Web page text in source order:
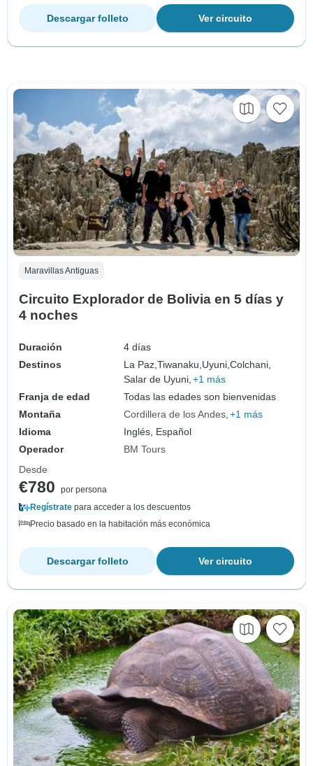
Ver circuito
Descargar folleto
Maravillas Antiguas
Circuito Explorador de Bolivia en 5 días y
4 noches
Duración
4 días
Destinos
La Paz,Tiwanaku, Uyuni,Colchani,
Salar de Uyuni, +1 más
Franja de edad
Todas las edades son bienvenidas
Montaña
Cordillera de los Andes +1 más
Idioma
Inglés, Español
Operador
BM Tours
Desde
€780
por persona
Regístrate para acceder a los descuentos
Precio basado en la habitación más económica
Ver circuito
Descargar folleto